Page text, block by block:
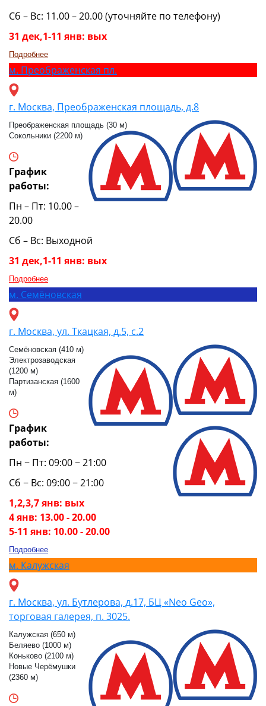
Сб – Вс: 11.00 – 20.00 (уточняйте по телефону)
31 дек,1-11 янв: вых
Подробнее
м. Преображенская пл.
г. Москва, Преображенская площадь, д.8
Преображенская площадь (30 м)
Сокольники (2200 м)
График
работы:
Пн – Пт: 10.00 –
20.00
Сб – Вс: Выходной
31 дек,1-11 янв: вых
Подробнее
м. Семёновская
г. Москва, ул. Ткацкая, д.5, с.2
Семёновская (410 м)
Электрозаводская
(1200 м)
Партизанская (1600
м)
График
работы:
Пн − Пт: 09:00 − 21:00
Сб − Вс: 09:00 − 21:00
1,2,3,7 янв: вых
4 янв: 13.00 - 20.00
5-11 янв: 10.00 - 20.00
Подробнее
м. Калужская
г. Москва, ул. Бутлерова, д.17, БЦ «Neo Geo»,
торговая галерея, п. 3025.
Калужская (650 м)
Беляево (1000 м)
Коньково (2100 м)
Новые Черёмушки
(2360 м)